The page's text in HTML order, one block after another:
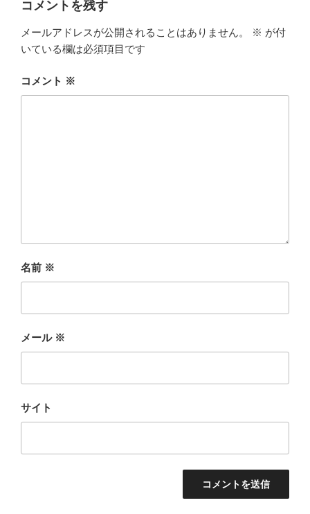
コメントを残す
メールアドレスが公開されることはありません。 ※ が付
いている欄は必須項目です
コメント ※
名前 ※
メール ※
サイト